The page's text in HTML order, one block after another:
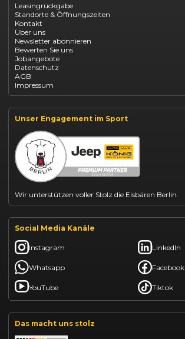
Opel Astra leasen
Opel Mokka kaufen
Opel Grandland finanzieren
Opel Vivaro Gewerbeleasing
Fiat 500 finanzieren
Fiat Panda leasen
Dacia Duster finanzieren
Dacia Sandero kaufen
Dacia Jogger leasen
Jeep Compass leasen
Jeep Renegade finanzieren
Suzuki Swift finanzieren
BYD Dolphin finanzieren
Kia Ceed finanzieren
Kia Sportage leasen
Mazda CX-30 finanzieren
Citroën C3 leasen
Leasingrückgabe
Standorte & Öffnungszeiten
Kontakt
Über uns
Newsletter abonnieren
Bewerten Sie uns
Jobangebote
Datenschutz
AGB
Impressum
Unser Engagement im Sport
Wir unterstützen voller Stolz die Eisbären Berlin.
Social Media Kanäle
Instagram LinkedIn
Whatsapp Facebook
YouTube Tiktok
Das macht uns stolz